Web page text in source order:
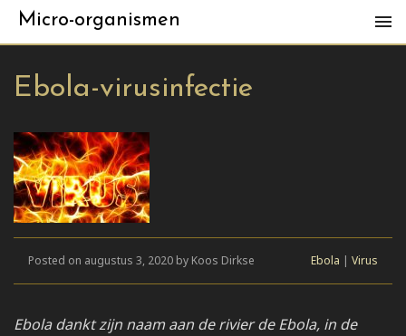
Micro-organismen
Ebola-virusinfectie
Posted on augustus 3, 2020 by Koos Dirkse Ebola | Virus
Ebola dankt zijn naam aan de rivier de Ebola, in de